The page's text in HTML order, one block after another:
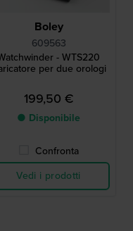
Boley
609563
- WTS220
per due orologi
199,50 €
● Disponibile
Confronta
Vedi i prodotti